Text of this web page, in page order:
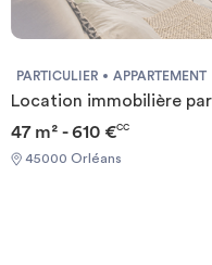
PARTICULIER APPARTEMENT
Location immobilière
47 m² - 610 €CC
45000 Orléans